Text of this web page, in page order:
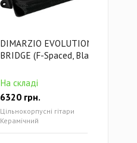
DIMARZIO EVOLUTION
BRIDGE (F-Spaced, Black)
На складі
6320 грн.
Цільнокорпусні гітари
Керамічний